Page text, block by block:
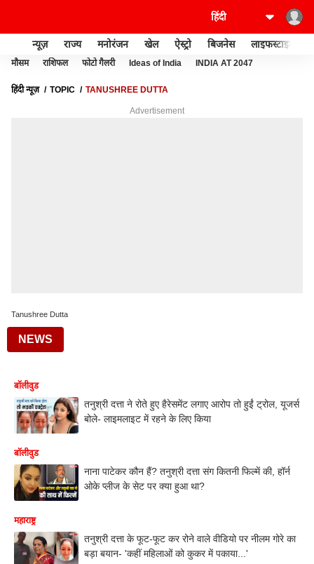
न्यूज़ राज्य मनोरंजन खेल ऐस्ट्रो बिजनेस लाइफस्टाइल
मौसम राशिफल फोटो गैलरी Ideas of India INDIA AT 2047
हिंदी न्यूज़ TOPIC TANUSHREE DUTTA
Advertisement
Tanushree Dutta
NEWS
बॉलीवुड
तनुश्री दत्ता ने रोते हुए हैरेसमेंट लगाए आरोप तो हुईं ट्रोल, यूजर्स
बोले- लाइमलाइट में रहने के लिए किया
बॉलीवुड
नाना पाटेकर कौन हैं? तनुश्री दत्ता संग कितनी फिल्में की, हॉर्न
ओके प्लीज के सेट पर क्या हुआ था?
महाराष्ट्र
तनुश्री दत्ता के फूट-फूट कर रोने वाले वीडियो पर नीलम गोरे का
बड़ा बयान- 'कहीं महिलाओं को कुकर में पकाया...'